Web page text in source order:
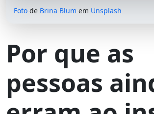
Foto de Brina Blum em Unsplash
Por que as
pessoas